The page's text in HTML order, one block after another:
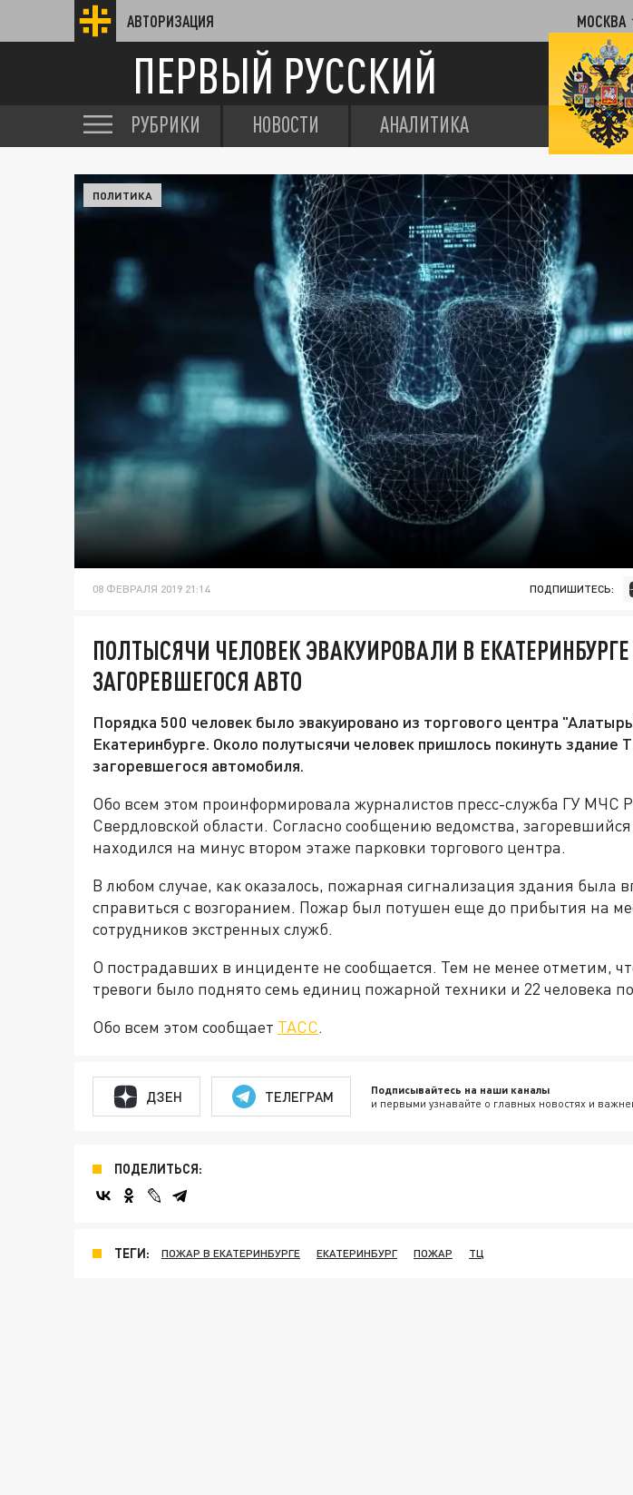
АВТОРИЗАЦИЯ МОСКВА
ПЕРВЫЙ РУССКИЙ
РУБРИКИ НОВОСТИ АНАЛИТИКА
ПОЛИТИКА
08 ФЕВРАЛЯ 2019 21:14 ПОДПИШИТЕСЬ:
ПОЛТЫСЯЧИ ЧЕЛОВЕК ЭВАКУИРОВАЛИ В
ЗАГОРЕВШЕГОСЯ АВТО
Порядка 500 человек было эвакуировано из торгового центра
Екатеринбурге. Около полутысячи человек пришлось покинуть здание
загоревшегося автомобиля.
Обо всем этом проинформировала журналистов пресс-служба ГУ МЧС
Свердловской области. Согласно сообщению ведомства,
находился на минус втором этаже парковки торгового центра.
В любом случае, как оказалось, пожарная сигнализация здания была
справиться с возгоранием. Пожар был потушен еще до прибытия на
сотрудников экстренных служб.
О пострадавших в инциденте не сообщается. Тем не менее отметим,
тревоги было поднято семь единиц пожарной техники и 22 человека
Обо всем этом сообщает ТАСС.
ДЗЕН ТЕЛЕГРАМ Подписывайтесь на наши каналы
и первыми узнавайте о главных новостях и
ПОДЕЛИТЬСЯ:
ТЕГИ: ПОЖАР В ЕКАТЕРИНБУРГЕ ЕКАТЕРИНБУРГ ПОЖАР ТЦ